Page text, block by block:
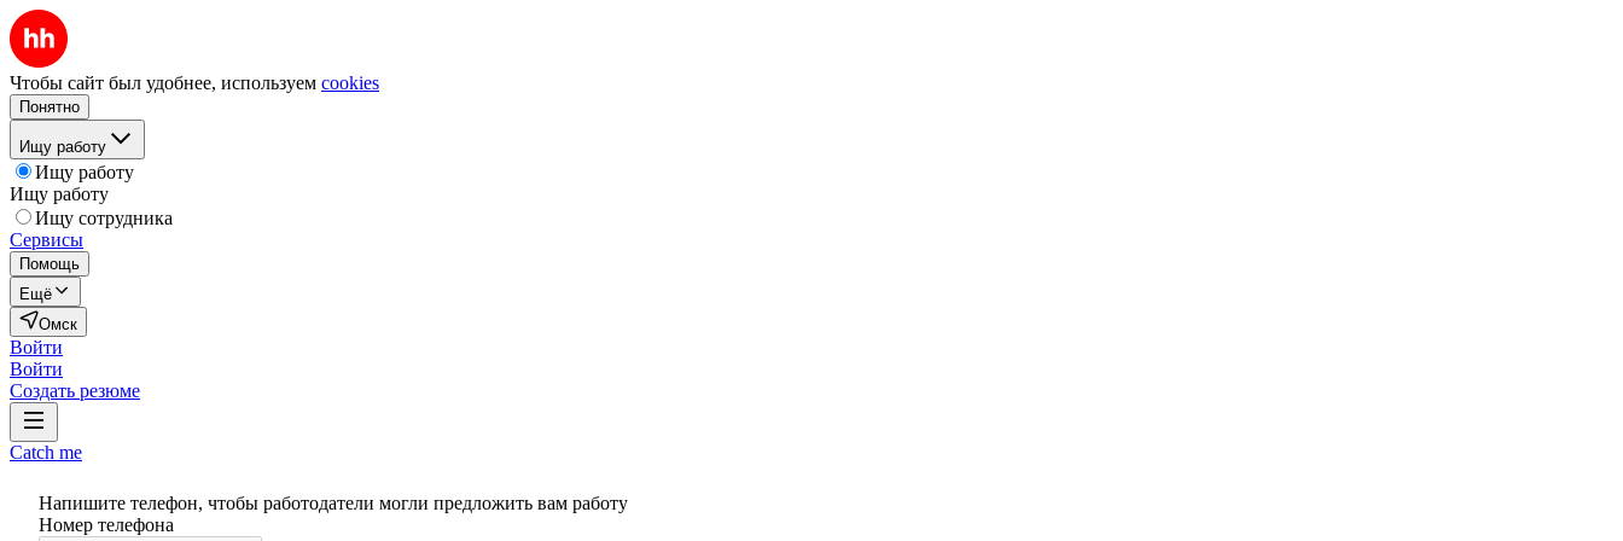
Чтобы сайт был удобнее, используем cookies
Понятно
Ищу работу
Ищу работу
Ищу работу
Ищу сотрудника
Сервисы
Помощь
Ещё
Омск
Войти
Войти
Создать резюме
Catch me
Напишите телефон, чтобы работодатели могли предложить вам работу
Номер телефона